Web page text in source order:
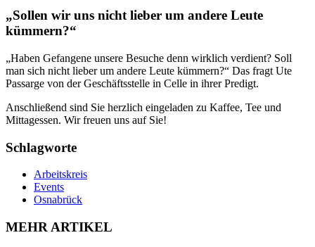
„Sollen wir uns nicht lieber um andere Leute
kümmern?“
„Haben Gefangene unsere Besuche denn wirklich verdient? Soll
man sich nicht lieber um andere Leute kümmern?“ Das fragt Ute
Passarge von der Geschäftsstelle in Celle in ihrer Predigt.
Anschließend sind Sie herzlich eingeladen zu Kaffee, Tee und
Mittagessen. Wir freuen uns auf Sie!
Schlagworte
Arbeitskreis
Events
Osnabrück
MEHR ARTIKEL